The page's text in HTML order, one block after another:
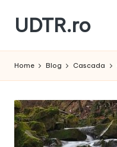
Skip
content
UDTR.ro
te
Home Blog Cascada